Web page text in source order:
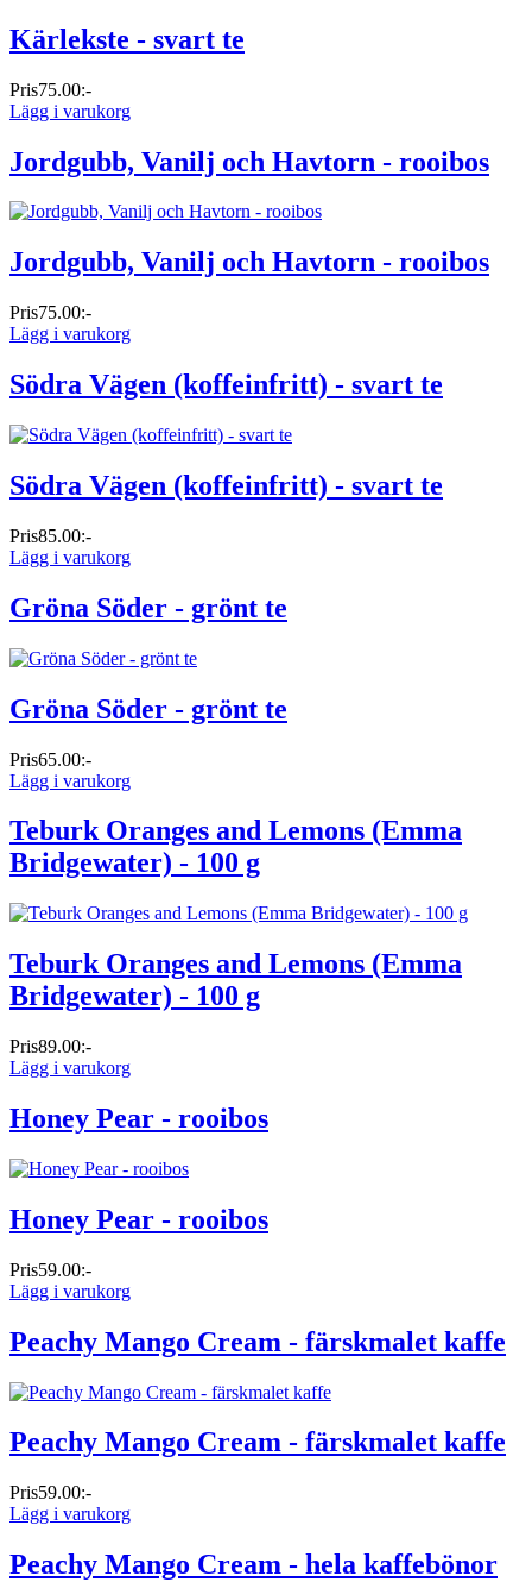
Kärlekste - svart te
Pris75.00:-
Lägg i varukorg
Jordgubb, Vanilj och Havtorn - rooibos
Jordgubb, Vanilj och Havtorn - rooibos
Pris75.00:-
Lägg i varukorg
Södra Vägen (koffeinfritt) - svart te
Södra Vägen (koffeinfritt) - svart te
Pris85.00:-
Lägg i varukorg
Gröna Söder - grönt te
Gröna Söder - grönt te
Pris65.00:-
Lägg i varukorg
Teburk Oranges and Lemons (Emma
Bridgewater) - 100 g
Teburk Oranges and Lemons (Emma
Bridgewater) - 100 g
Pris89.00:-
Lägg i varukorg
Honey Pear - rooibos
Honey Pear - rooibos
Pris59.00:-
Lägg i varukorg
Peachy Mango Cream - färskmalet kaffe
Peachy Mango Cream - färskmalet kaffe
Pris59.00:-
Lägg i varukorg
Peachy Mango Cream - hela kaffebönor